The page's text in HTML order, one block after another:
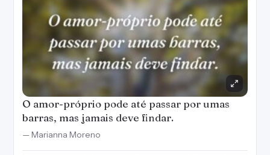
O amor-próprio pode até passar por umas
barras, mas jamais deve findar.
— Marianna Moreno